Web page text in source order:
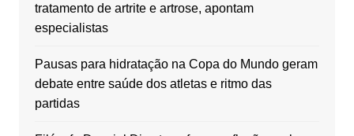
tratamento de artrite e artrose, apontam
especialistas
Pausas para hidratação na Copa do Mundo geram
debate entre saúde dos atletas e ritmo das
partidas